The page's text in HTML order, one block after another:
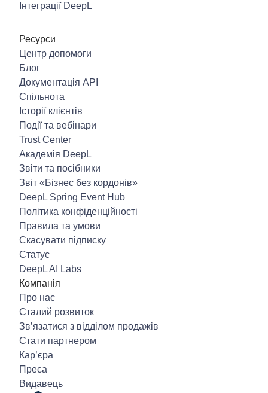
Інтеграції DeepL
Ресурси
Центр допомоги
Блог
Документація API
Спільнота
Історії клієнтів
Події та вебінари
Trust Center
Академія DeepL
Звіти та посібники
Звіт «Бізнес без кордонів»
DeepL Spring Event Hub
Політика конфіденційності
Правила та умови
Скасувати підписку
Статус
DeepL AI Labs
Компанія
Про нас
Сталий розвиток
Зв’язатися з відділом продажів
Стати партнером
Кар’єра
Преса
Видавець